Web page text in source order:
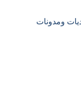
ومدونات